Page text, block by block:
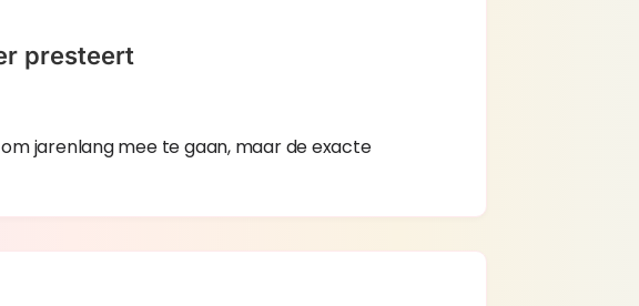
presteert
jarenlang mee te gaan, maar de exacte